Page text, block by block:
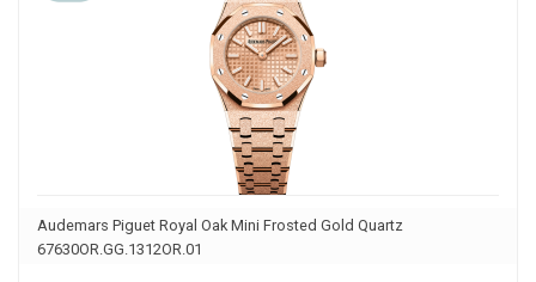
Audemars Piguet Royal Oak Mini Frosted Gold Quartz
67630OR.GG.1312OR.01